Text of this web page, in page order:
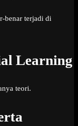
benar terjadi di
Learning
teori.